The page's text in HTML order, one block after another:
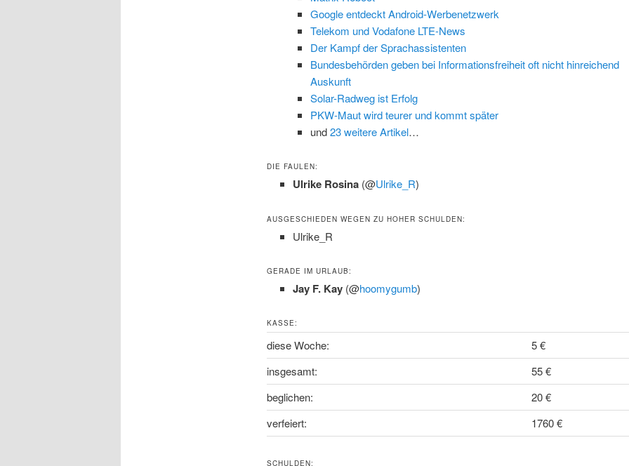
Google entdeckt Android-Werbenetzwerk
Telekom und Vodafone LTE-News
Der Kampf der Sprachassistenten
Bundesbehörden geben bei Informationsfreiheit oft nicht hinreichend
Auskunft
Solar-Radweg ist Erfolg
PKW-Maut wird teurer und kommt später
und23 weitere Artikel…
DIE FAULEN:
Ulrike Rosina (@Ulrike_R)
AUSGESCHIEDEN WEGEN ZU HOHER SCHULDEN:
Ulrike_R
GERADE IM URLAUB:
Jay F. Kay (@hoomygumb)
KASSE:
diese Woche:
5 €
insgesamt:
55 €
beglichen:
20 €
verfeiert:
1760 €
SCHULDEN: